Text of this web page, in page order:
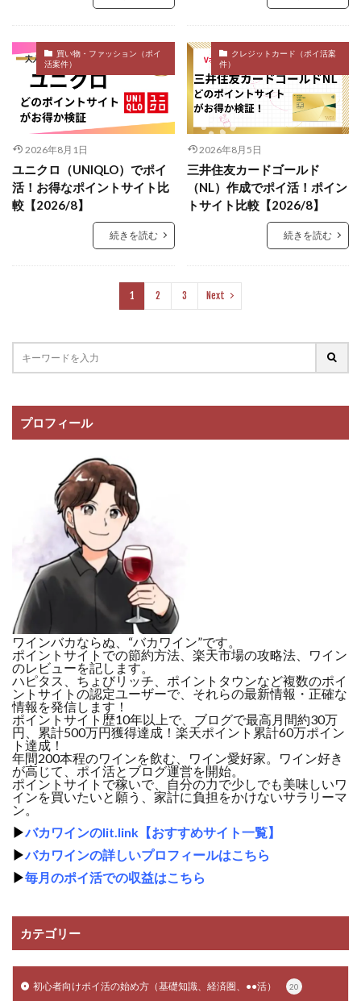
買い物・ファッション（ポイ
活案件）
2026年8月1日
ユニクロ（UNIQLO）でポイ
活！お得なポイントサイト比
較【2026/8】
続きを読む
クレジットカード（ポイ活案
件）
2026年8月5日
三井住友カードゴールド
（NL）作成でポイ活！ポイン
トサイト比較【2026/8】
続きを読む
1 2 3 Next
プロフィール
ワインバカならぬ、“バカワイン”です。
ポイントサイトでの節約方法、楽天市場の攻略法、ワイン
のレビューを記します。
ハピタス、ちょびリッチ、ポイントタウンなど複数のポイ
ントサイトの認定ユーザーで、それらの最新情報・正確な
情報を発信します！
ポイントサイト歴10年以上で、ブログで最高月間約30万
円、累計500万円獲得達成！楽天ポイント累計60万ポイン
ト達成！
年間200本程のワインを飲む、ワイン愛好家。ワイン好き
が高じて、ポイ活とブログ運営を開始。
ポイントサイトで稼いで、自分の力で少しでも美味しいワ
インを買いたいと願う、家計に負担をかけないサラリーマ
ン。
▶バカワインのlit.link【おすすめサイト一覧】
▶バカワインの詳しいプロフィールはこちら
▶毎月のポイ活での収益はこちら
カテゴリー
初心者向けポイ活の始め方（基礎知識、経済圏、●●活） 20